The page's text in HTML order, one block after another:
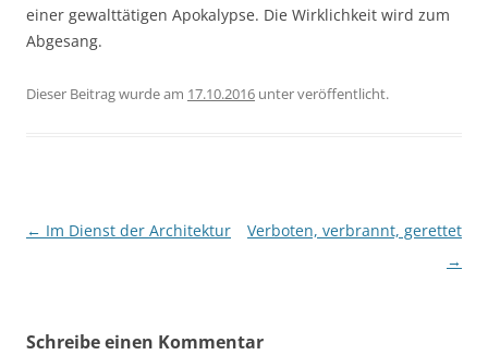
einer gewalttätigen Apokalypse. Die Wirklichkeit wird zum
Abgesang.
Dieser Beitrag wurde am 17.10.2016 unterveröffentlicht.
Beitragsnavigation
← Im Dienst der Architektur
Verboten, verbrannt, gerettet
→
Schreibe einen Kommentar